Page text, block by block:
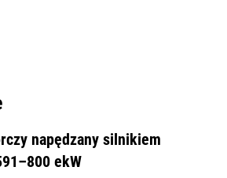
napędzany silnikiem
ekW